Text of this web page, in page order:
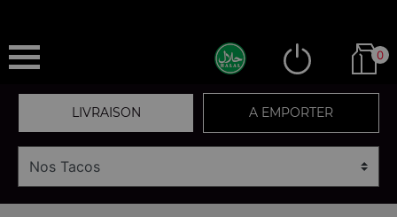
0
LIVRAISON A EMPORTER